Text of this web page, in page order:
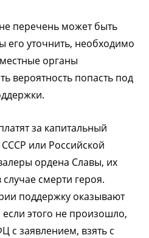
перечень может быть
его уточнить, необходимо
органы
вероятность попасть под
за капитальный
или Российской
ордена Славы, их
смерти героя.
поддержку оказывают
этого не произошло,
с заявлением, взять с